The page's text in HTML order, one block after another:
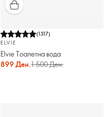
(1317)
ELVIE
Elvie Тоалетна вода
899 Ден.1.500 Ден.